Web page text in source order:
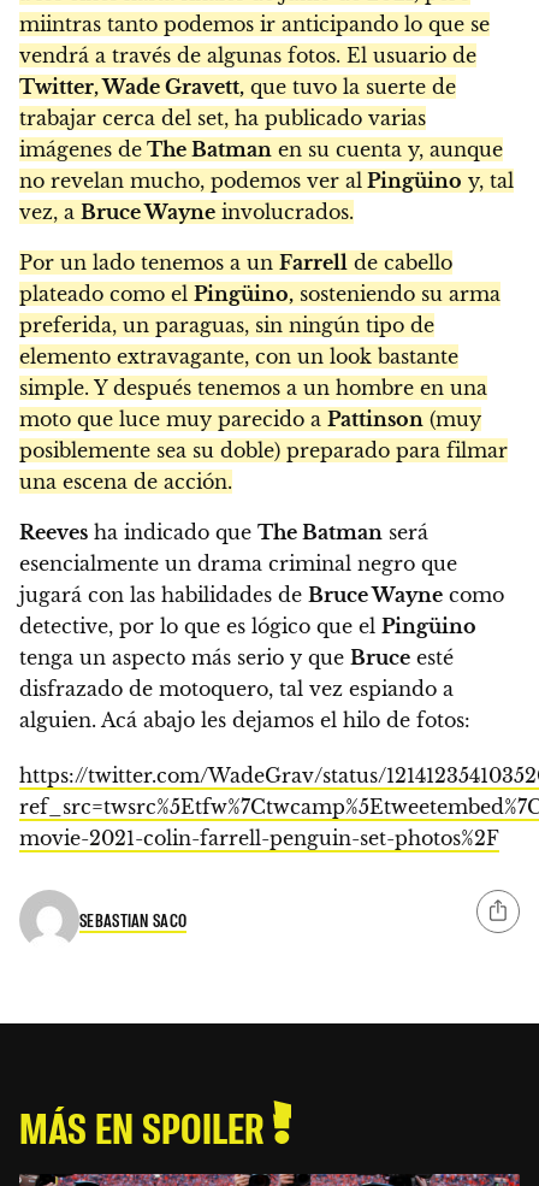
miintras tanto podemos ir anticipando lo que se
vendrá a través de algunas fotos. El usuario de
Twitter, Wade Gravett, que tuvo la suerte de
trabajar cerca del set, ha publicado varias
imágenes de The Batman en su cuenta y, aunque
no revelan mucho, podemos ver al Pingüino y, tal
vez, a Bruce Wayne involucrados.
Por un lado tenemos a un Farrell de cabello
plateado como el Pingüino, sosteniendo su arma
preferida, un paraguas, sin ningún tipo de
elemento extravagante, con un look bastante
simple. Y después tenemos a un hombre en una
moto que luce muy parecido a Pattinson (muy
posiblemente sea su doble) preparado para filmar
una escena de acción.
Reeves ha indicado que The Batman será
esencialmente un drama criminal negro que
jugará con las habilidades de Bruce Wayne como
detective, por lo que es lógico que el Pingüino
tenga un aspecto más serio y que Bruce esté
disfrazado de motoquero, tal vez espiando a
alguien. Acá abajo les dejamos el hilo de fotos:
https://twitter.com/WadeGrav/status/
movie-2021-colin-farrell-penguin-set-photos%2F
SEBASTIAN SACO
MÁS EN SPOILER